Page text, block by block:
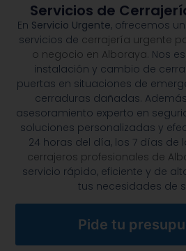
Servicios de
En Servicio Urgente, ofrecemos
servicios de cerrajería urgente
o negocio en Alboraya. Nos
instalación y cambio de
puertas en situaciones de
cerraduras dañadas.
asesoramiento experto en
soluciones personalizadas y
24 horas del día, los 7 días de
cerrajeros profesionales de
servicio rápido, eficiente y de
tus necesidades de
Pide tu